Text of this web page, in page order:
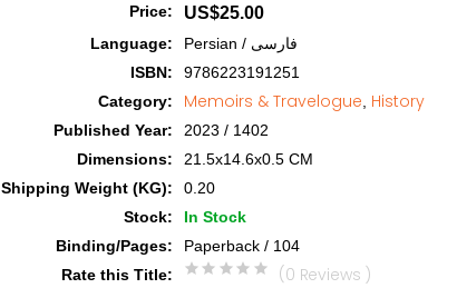
Price: US$25.00
Language:
Persian / فارسی
ISBN:
9786223191251
Category: Memoirs & Travelogue History
Published Year:
2023 / 1402
Dimensions:
21.5x14.6x0.5 CM
Shipping Weight (KG):
0.20
Stock:
In Stock
Binding/Pages:
Paperback / 104
Rate this Title: (0 Reviews )